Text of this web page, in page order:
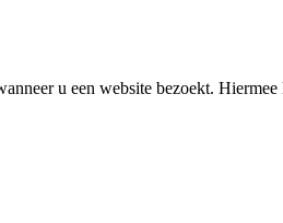
u een website bezoekt.